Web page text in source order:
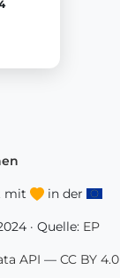
mit in der
· Quelle: EP
API — CC BY 4.0